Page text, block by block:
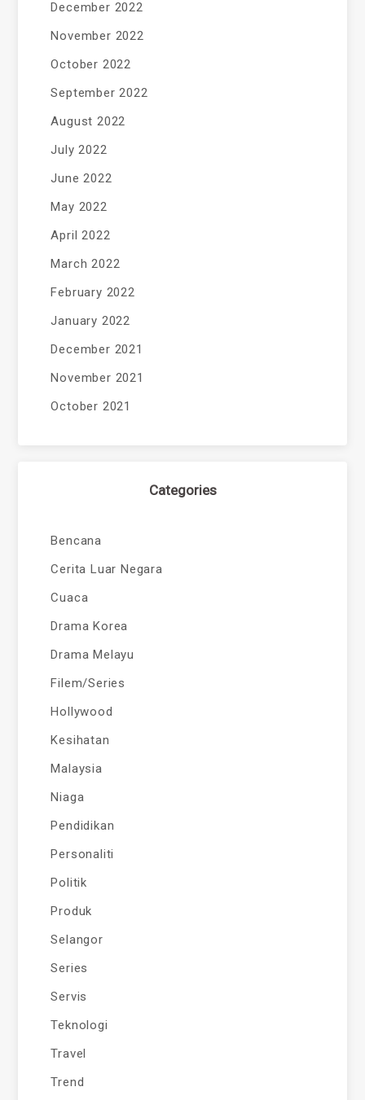
December 2022
November 2022
October 2022
September 2022
August 2022
July 2022
June 2022
May 2022
April 2022
March 2022
February 2022
January 2022
December 2021
November 2021
October 2021
Categories
Bencana
Cerita Luar Negara
Cuaca
Drama Korea
Drama Melayu
Filem/Series
Hollywood
Kesihatan
Malaysia
Niaga
Pendidikan
Personaliti
Politik
Produk
Selangor
Series
Servis
Teknologi
Travel
Trend